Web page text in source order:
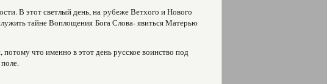
В этот светлый день, на рубеже Ветхого и Нового
тайне Воплощения Бога Слова- явиться Матерью
что именно в этот день русское воинство под